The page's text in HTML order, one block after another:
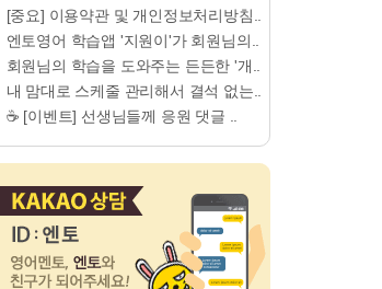
[중요] 이용약관 및 개인정보처리방침..
엔토영어 학습앱 '지원이'가 회원님의..
회원님의 학습을 도와주는 든든한 '개..
내 맘대로 스케줄 관리해서 결석 없는..
☕ [이벤트] 선생님들께 응원 댓글 ..